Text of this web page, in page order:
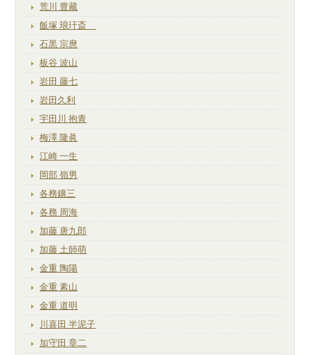
荒川 豊藏
飯塚 琅玕斎
石黒 宗麿
板谷 波山
岩田 藤七
岩田久利
宇田川 抱青
梅澤 隆眞
江崎 一生
岡部 嶺男
各務鑛三
各務 周海
加藤 唐九郎
加藤 土師萌
金重 陶陽
金重 素山
金重 道明
川喜田 半泥子
加守田 章二